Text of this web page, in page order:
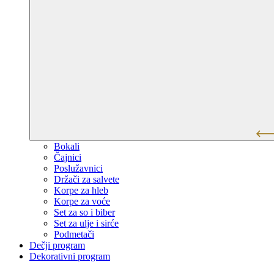
Bokali
Čajnici
Poslužavnici
Držači za salvete
Korpe za hleb
Korpe za voće
Set za so i biber
Set za ulje i sirće
Podmetači
Dečji program
Dekorativni program